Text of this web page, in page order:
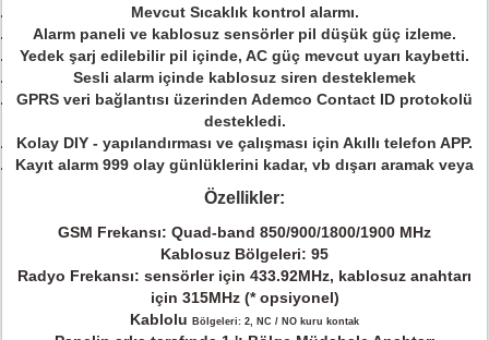
Mevcut Sıcaklık kontrol alarmı.
Alarm paneli ve kablosuz sensörler pil düşük güç izleme.
Yedek şarj edilebilir pil içinde, AC güç mevcut uyarı kaybetti.
Sesli alarm içinde kablosuz siren desteklemek
GPRS veri bağlantısı üzerinden Ademco Contact ID protokolü
destekledi.
Kolay DIY - yapılandırması ve çalışması için Akıllı telefon APP.
Kayıt alarm 999 olay günlüklerini kadar, vb dışarı aramak veya
Özellikler:
GSM Frekansı: Quad-band 850/900/1800/1900 MHz
Kablosuz Bölgeleri: 95
Radyo Frekansı: sensörler için 433.92MHz, kablosuz anahtarı
için 315MHz (* opsiyonel)
Kablolu
Bölgeleri: 2, NC / NO kuru kontak